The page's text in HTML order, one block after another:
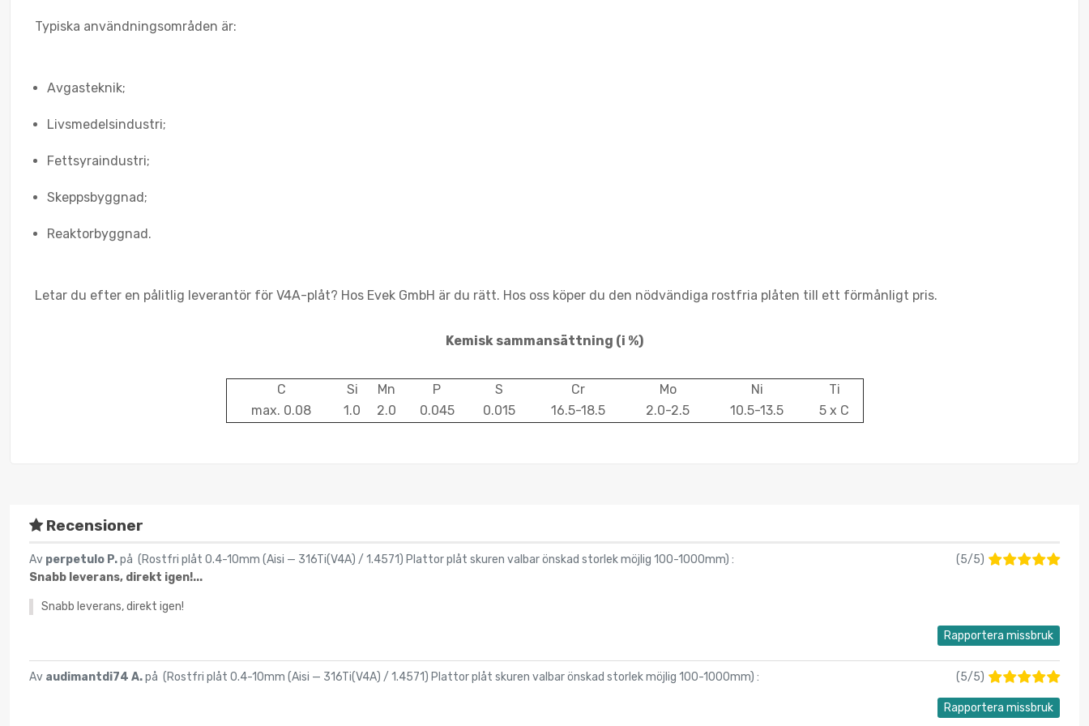
Typiska användningsområden är:
Avgasteknik;
Livsmedelsindustri;
Fettsyraindustri;
Skeppsbyggnad;
Reaktorbyggnad.
Letar du efter en pålitlig leverantör för V4A-plåt? Hos Evek GmbH är du rätt. Hos oss köper du den nödvändiga rostfria plåten till ett förmånligt pris.
Kemisk sammansättning (i %)
C Si Mn P S Cr Mo Ni
Ti
max. 0.08
1.0 2.0 0.045 0.015 16.5-18.5 2.0-2.5 10.5-13.5 5 x C
Recensioner
Av perpetulo P.på (Rostfri plåt 0.4-10mm (Aisi — 316Ti(V4A) / 1.4571) Plattor plåt skuren valbar önskad storlek möjlig 100-1000mm) : (5/5)
Snabb leverans, direkt igen!...
Snabb leverans, direkt igen!
Rapportera missbruk
Av audimantdi74 A.på (Rostfri plåt 0.4-10mm (Aisi — 316Ti(V4A) / 1.4571) Plattor plåt skuren valbar önskad storlek möjlig 100-1000mm) : (5/5)
Rapportera missbruk